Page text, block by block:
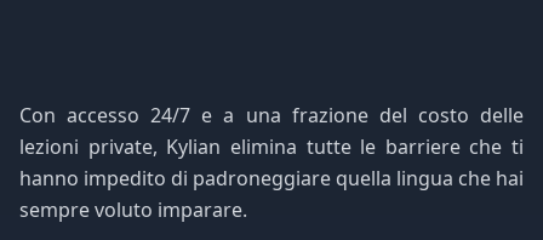
Con accesso 24/7 e a una frazione del costo delle
lezioni private, Kylian elimina tutte le barriere che ti
hanno impedito di padroneggiare quella lingua che hai
sempre voluto imparare.